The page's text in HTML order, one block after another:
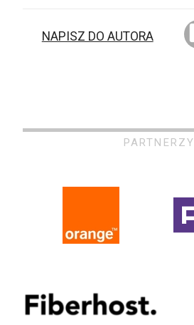
NAPISZ DO AUTORA
PARTNERZY